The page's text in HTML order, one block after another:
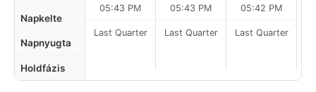
Napkelte
Napnyugta
Holdfázis
05:43 PM
Last Quarter
05:43 PM
Last Quarter
05:42 PM
Last Quarter